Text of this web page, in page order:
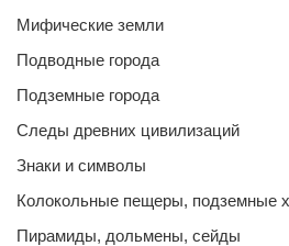
Мифические земли
Подводные города
Подземные города
Следы древних цивилизаций
Знаки и символы
Колокольные пещеры, подземные
Пирамиды, дольмены, сейды